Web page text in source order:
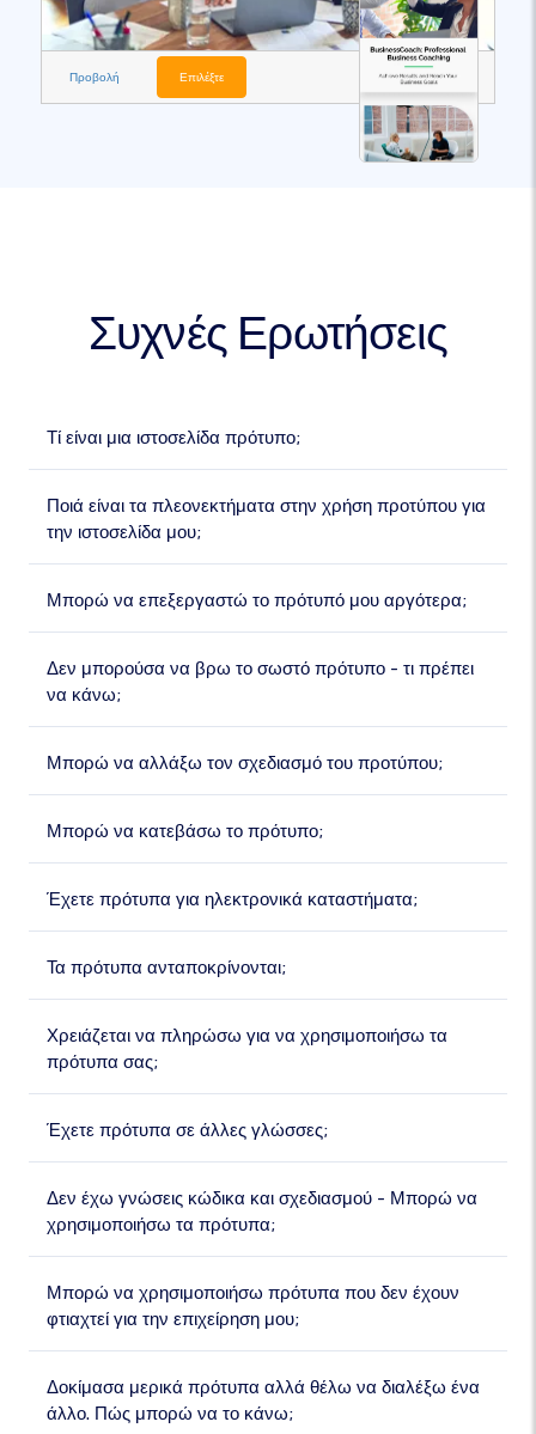
Προβολή Επιλέξτε
Συχνές Ερωτήσεις
Τί είναι μια ιστοσελίδα πρότυπο;
Ποιά είναι τα πλεονεκτήματα στην χρήση προτύπου για
την ιστοσελίδα μου;
Μπορώ να επεξεργαστώ το πρότυπό μου αργότερα;
Δεν μπορούσα να βρω το σωστό πρότυπο - τι πρέπει
να κάνω;
Μπορώ να αλλάξω τον σχεδιασμό του προτύπου;
Μπορώ να κατεβάσω το πρότυπο;
Έχετε πρότυπα για ηλεκτρονικά καταστήματα;
Τα πρότυπα ανταποκρίνονται;
Χρειάζεται να πληρώσω για να χρησιμοποιήσω τα
πρότυπα σας;
Έχετε πρότυπα σε άλλες γλώσσες;
Δεν έχω γνώσεις κώδικα και σχεδιασμού - Μπορώ να
χρησιμοποιήσω τα πρότυπα;
Μπορώ να χρησιμοποιήσω πρότυπα που δεν έχουν
φτιαχτεί για την επιχείρηση μου;
Δοκίμασα μερικά πρότυπα αλλά θέλω να διαλέξω ένα
άλλο. Πώς μπορώ να το κάνω;